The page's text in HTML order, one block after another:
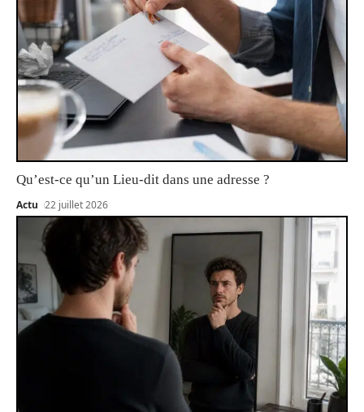
Qu’est-ce qu’un Lieu-dit dans une adresse ?
Actu 22 juillet 2026